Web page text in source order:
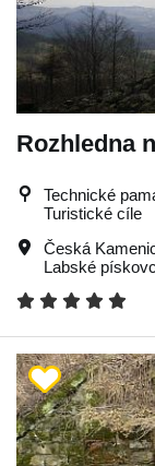
Rozhledna
Technické
Turistické cíle
Česká
Labské